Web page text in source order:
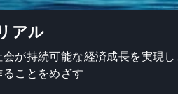
アル
が持続可能な経済成長を実現
ことをめざす